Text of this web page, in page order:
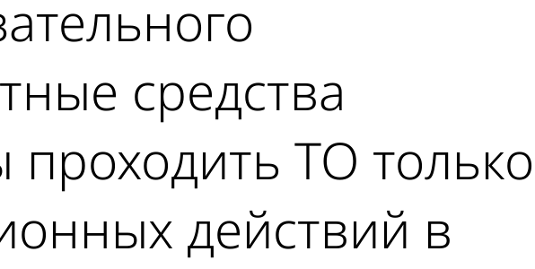
средства
ТО только
действий в